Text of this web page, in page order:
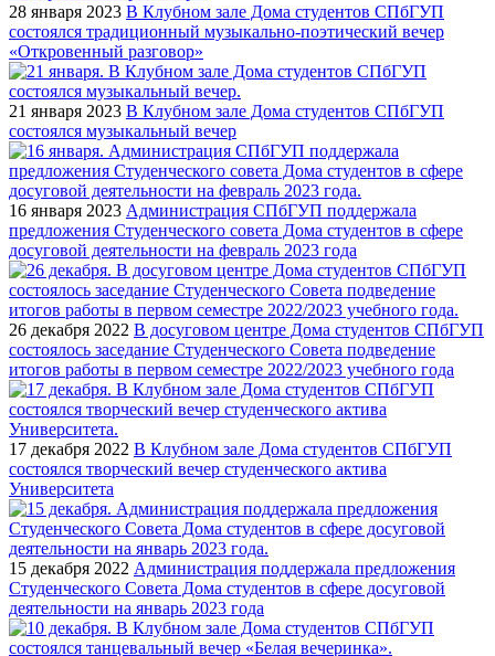
28 января 2023 В Клубном зале Дома студентов СПбГУП
состоялся традиционный музыкально-поэтический вечер
«Откровенный разговор»
21 января 2023 В Клубном зале Дома студентов СПбГУП
состоялся музыкальный вечер
16 января 2023 Администрация СПбГУП поддержала
предложения Студенческого совета Дома студентов в сфере
досуговой деятельности на февраль 2023 года
26 декабря 2022 В досуговом центре Дома студентов СПбГУП
состоялось заседание Студенческого Совета подведение
итогов работы в первом семестре 2022/2023 учебного года
17 декабря 2022 В Клубном зале Дома студентов СПбГУП
состоялся творческий вечер студенческого актива
Университета
15 декабря 2022 Администрация поддержала предложения
Студенческого Совета Дома студентов в сфере досуговой
деятельности на январь 2023 года